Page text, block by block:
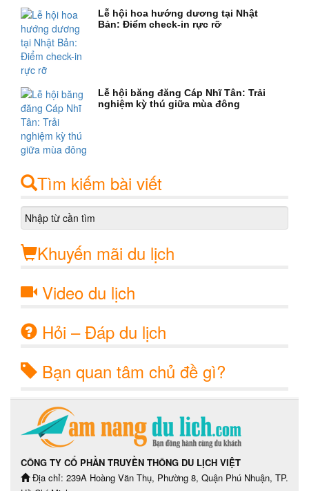
Lễ hội hoa hướng dương tại Nhật
Bản: Điểm check-in rực rỡ
Lễ hội băng đăng Cáp Nhĩ Tân: Trải
nghiệm kỳ thú giữa mùa đông
Tìm kiếm bài viết
Khuyến mãi du lịch
Video du lịch
Hỏi – Đáp du lịch
Bạn quan tâm chủ đề gì?
CÔNG TY CỔ PHẦN TRUYỀN THÔNG DU LỊCH VIỆT
Địa chỉ: 239A Hoàng Văn Thụ, Phường 8, Quận Phú Nhuận, TP.